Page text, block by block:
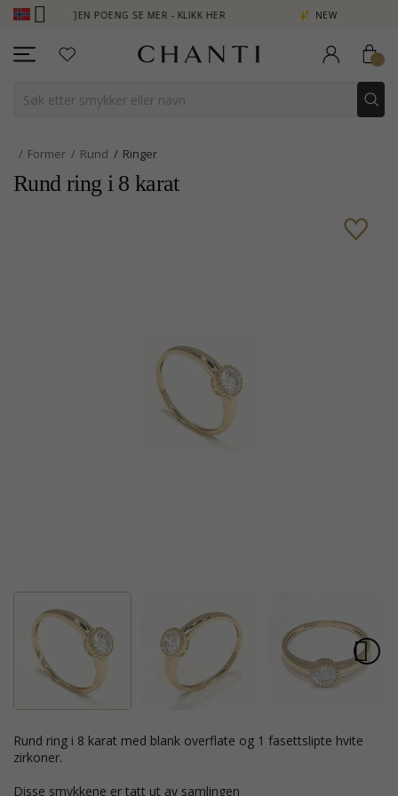
- TJEN POENG SE MER - KLIKK HER NEW COLLECTION | AURA
Former Rund Ringer
Rund ring i 8 karat
rund ring i 8 karat med blank overflate og 1 fasettslipte hvite
zirkoner.
Disse smykkene er tatt ut av samlingen